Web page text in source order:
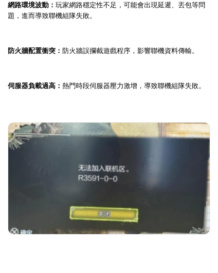
網路環境波動： 玩家網路穩定性不足，可能會出現延遲、丟包等問
題，進而導致聯機組隊失敗。
防火牆配置衝突： 防火牆誤攔截遊戲程序，影響聯機資料傳輸。
伺服器負載過高： 熱門時段伺服器壓力激增，導致聯機組隊失敗。